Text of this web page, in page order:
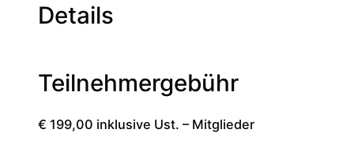
Details
Teilnehmergebühr
€ 199,00 inklusive Ust. – Mitglieder